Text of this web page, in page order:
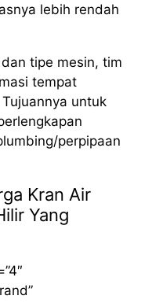
lebih rendah
tipe mesin, tim
tempat
untuk
perpipaan
Kran Air
Yang